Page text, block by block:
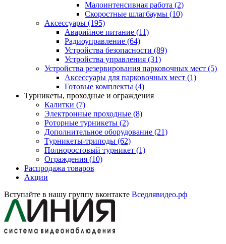
Малоинтенсивная работа (2)
Скоростные шлагбаумы (10)
Аксессуары (195)
Аварийное питание (11)
Радиоуправление (64)
Устройства безопасности (89)
Устройства управления (31)
Устройства резервирования парковочных мест (5)
Аксессуары для парковочных мест (1)
Готовые комплекты (4)
Турникеты, проходные и ограждения
Калитки (7)
Электронные проходные (8)
Роторные турникеты (2)
Дополнительное оборудование (21)
Турникеты-триподы (62)
Полноростовый турникет (1)
Ограждения (10)
Распродажа товаров
Акции
Вступайте в нашу группу вконтакте Вседлявидео.рф